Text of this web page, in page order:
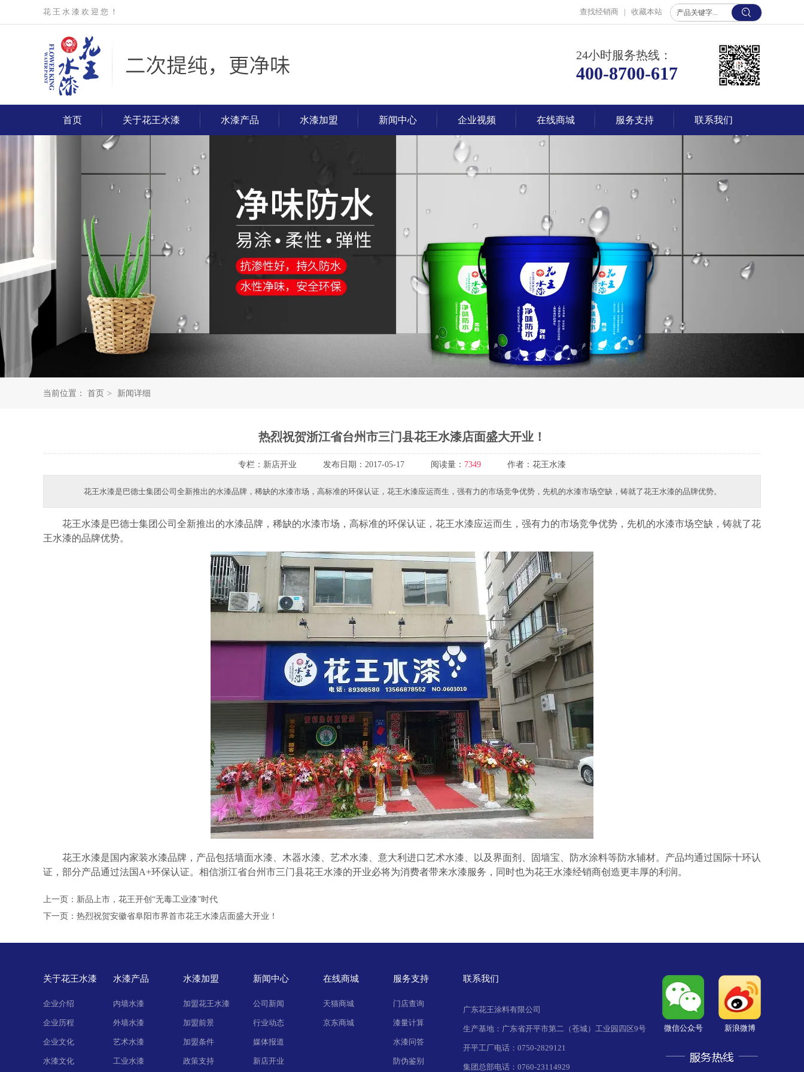
24小时服务热线：
400-8700-617
花 王 水 漆 欢 迎 您 ！ 查找经销商 | 收藏本站
首页 关于花王水漆 水漆产品 水漆加盟 新闻中心 企业视频 在线商城 服务支持 联系我们
当前位置： 首页 > 新闻详细
热烈祝贺浙江省台州市三门县花王水漆店面盛大开业！
专栏： 新店开业 发布日期： 2017-05-17 阅读量： 7349 作者： 花王水漆
花王水漆是巴德士集团公司全新推出的水漆品牌，稀缺的水漆市场，高标准的环保认证，花王水漆应运而生，强有力的市场竞争优势，先机的水漆市场空缺，铸就了花王水漆的品牌优势。
花王水漆是巴德士集团公司全新推出的水漆品牌，稀缺的水漆市场，高标准的环保认证，花王水漆应运而生，强有力的市场竞争优势，先机的水漆市场空缺，铸就了花
王水漆的品牌优势。
花王水漆是国内家装水漆品牌，产品包括墙面水漆、木器水漆、艺术水漆、意大利进口艺术水漆、以及界面剂、固墙宝、防水涂料等防水辅材。产品均通过国际十环认
证，部分产品通过法国A+环保认证。相信浙江省台州市三门县花王水漆的开业必将为消费者带来水漆服务，同时也为花王水漆经销商创造更丰厚的利润。
上一页： 新品上市，花王开创“无毒工业漆”时代
下一页： 热烈祝贺安徽省阜阳市界首市花王水漆店面盛大开业！
广东花王涂料有限公司
生产基地：广东省开平市第二（苍城）工业园四区9号
开平工厂电话：0750-2829121
集团总部电话：0760-23114929
微信公众号 新浪微博
关于花王水漆
企业介绍
企业历程
企业文化
水漆文化
水漆产品
内墙水漆
外墙水漆
艺术水漆
工业水漆
水漆加盟
加盟花王水漆
加盟前景
加盟条件
政策支持
新闻中心
公司新闻
行业动态
媒体报道
新店开业
在线商城
天猫商城
京东商城
服务支持
门店查询
漆量计算
水漆问答
防伪鉴别
联系我们